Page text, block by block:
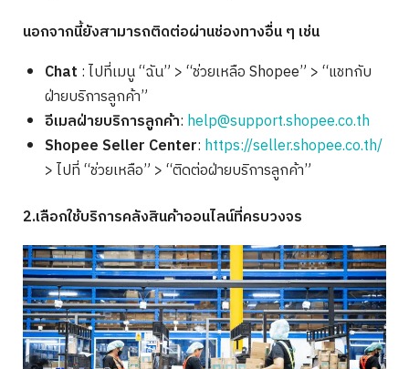
นอกจากนี้ยังสามารถติดต่อผ่านช่องทางอื่น ๆ เช่น
Chat : ไปที่เมนู “ฉัน” > “ช่วยเหลือ Shopee” > “แชทกับ
ฝ่ายบริการลูกค้า”
อีเมลฝ่ายบริการลูกค้า: help@support.shopee.co.th
Shopee Seller Center: https://seller.shopee.co.th/
> ไปที่ “ช่วยเหลือ” > “ติดต่อฝ่ายบริการลูกค้า”
2.เลือกใช้บริการคลังสินค้าออนไลน์ที่ครบวงจร